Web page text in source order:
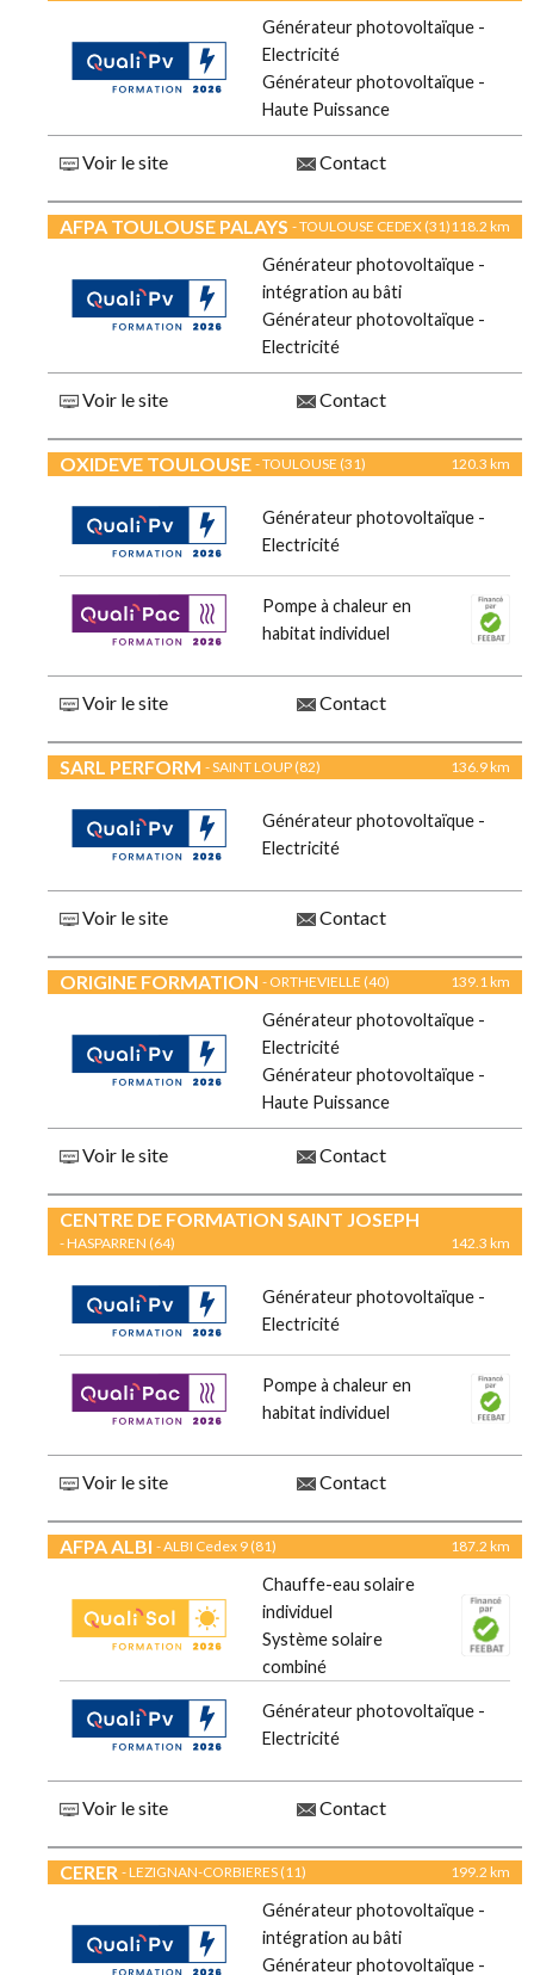
Générateur photovoltaïque -
Electricité
Générateur photovoltaïque -
Haute Puissance
Voir le site Contact
AFPA TOULOUSE PALAYS - TOULOUSE CEDEX (31)118.2 km
Générateur photovoltaïque -
intégration au bâti
Générateur photovoltaïque -
Electricité
Voir le site Contact
OXIDEVE TOULOUSE - TOULOUSE (31) 120.3 km
Générateur photovoltaïque -
Electricité
Pompe à chaleur en
habitat individuel
Voir le site Contact
SARL PERFORM - SAINT LOUP (82) 136.9 km
Générateur photovoltaïque -
Electricité
Voir le site Contact
ORIGINE FORMATION - ORTHEVIELLE (40) 139.1 km
Générateur photovoltaïque -
Electricité
Générateur photovoltaïque -
Haute Puissance
Voir le site Contact
CENTRE DE FORMATION SAINT JOSEPH
- HASPARREN (64) 142.3 km
Générateur photovoltaïque -
Electricité
Pompe à chaleur en
habitat individuel
Voir le site Contact
AFPA ALBI - ALBI Cedex 9 (81) 187.2 km
Chauffe-eau solaire
individuel
Système solaire
combiné
Générateur photovoltaïque -
Electricité
Voir le site Contact
CERER - LEZIGNAN-CORBIERES (11) 199.2 km
Générateur photovoltaïque -
intégration au bâti
Générateur photovoltaïque -